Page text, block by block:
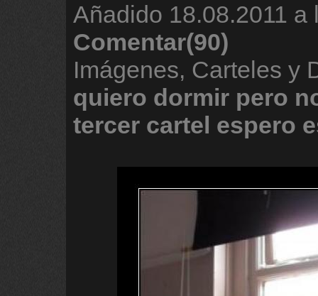
Añadido 18.08.2011 a
Comentar(90)
Imágenes, Carteles y
quiero dormir pero
tercer cartel espero